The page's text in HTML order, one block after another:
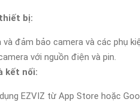
bị:
và đảm bảo camera và các phụ
với nguồn điện và pin.
kết nối:
EZVIZ từ App Store hoặc